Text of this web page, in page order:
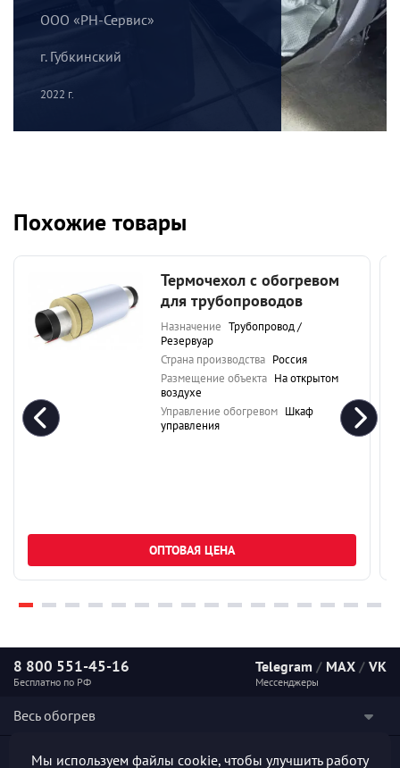
ООО «РН-Сервис»
г. Губкинский
2022 г.
Похожие товары
Термочехол с обогревом
для трубопроводов
Назначение Трубопровод /
Резервуар
Страна производства Россия
Размещение объекта На открытом
воздухе
Управление обогревом Шкаф
управления
ОПТОВАЯ ЦЕНА
8 800 551-45-16
Бесплатно по РФ
Telegram / MAX / VK
Мессенджеры
Весь обогрев
Наши услуги
Мы используем файлы cookie, чтобы улучшить работу